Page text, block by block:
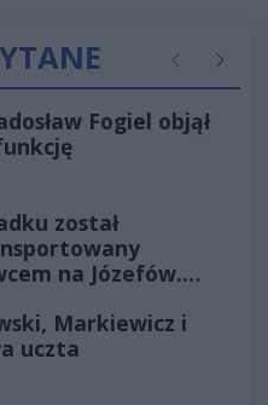
Poprzednie
Fogiel objął
został
na Józefów.
Markiewicz i
uczta